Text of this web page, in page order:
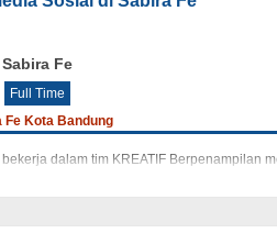
Sabira Fe
Full Time
Fe Kota Bandung
dalam tim KREATIF Berpenampilan